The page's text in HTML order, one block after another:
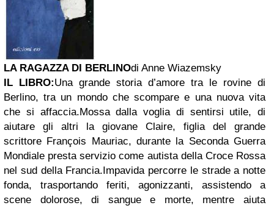
LA RAGAZZA DI BERLINOdi Anne Wiazemsky
IL LIBRO:Una grande storia d’amore tra le rovine di
Berlino, tra un mondo che scompare e una nuova vita
che si affaccia.Mossa dalla voglia di sentirsi utile, di
aiutare gli altri la giovane Claire, figlia del grande
scrittore François Mauriac, durante la Seconda Guerra
Mondiale presta servizio come autista della Croce Rossa
nel sud della Francia.Impavida percorre le strade a notte
fonda, trasportando feriti, agonizzanti, assistendo a
scene dolorose, di sangue e morte, mentre aiuta